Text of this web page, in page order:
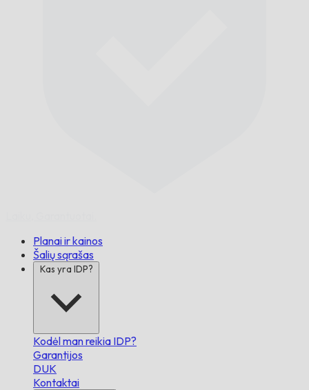
Planai ir kainos
Šalių sąrašas
Kas yra IDP?
Kodėl man reikia IDP?
Garantijos
DUK
Kontaktai